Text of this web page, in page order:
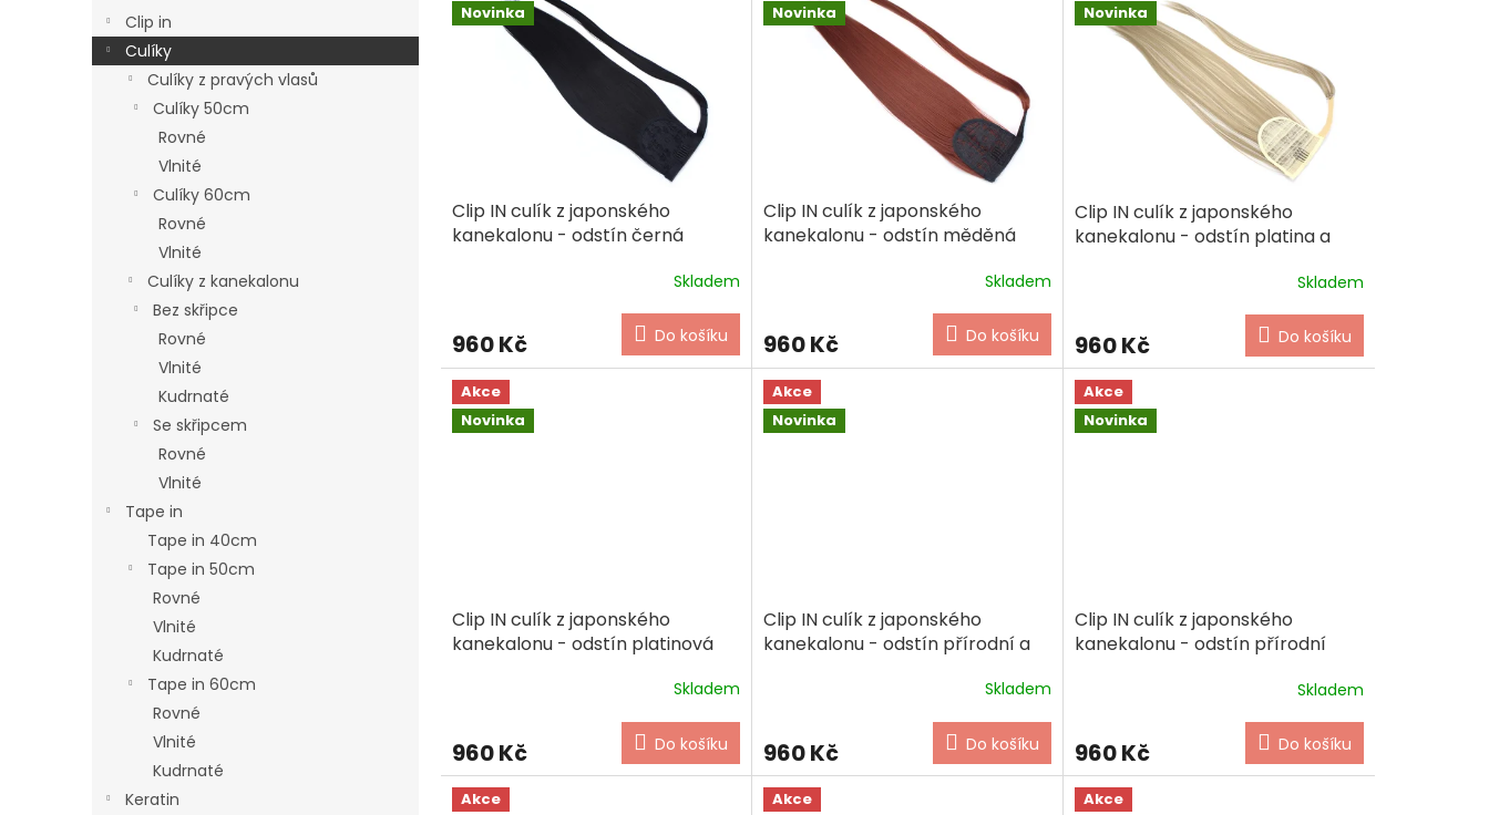
Clip in
Culíky
Culíky z pravých vlasů
Culíky 50cm
Rovné
Vlnité
Culíky 60cm
Rovné
Vlnité
Culíky z kanekalonu
Bez skřipce
Rovné
Vlnité
Kudrnaté
Se skřipcem
Rovné
Vlnité
Tape in
Tape in 40cm
Tape in 50cm
Rovné
Vlnité
Kudrnaté
Tape in 60cm
Rovné
Vlnité
Kudrnaté
Keratin
pp Novinka
Clip IN culík z japonského
kanekalonu - odstín černá
Skladem
960 Kč Do košíku
Novinka
Clip IN culík z japonského
kanekalonu - odstín měděná
Skladem
960 Kč Do košíku
Novinka
Clip IN culík z japonského
kanekalonu - odstín platina a
Skladem
960 Kč Do košíku
Akce
Novinka
Clip IN culík z japonského
kanekalonu - odstín platinová
Skladem
960 Kč Do košíku
Akce
Novinka
Clip IN culík z japonského
kanekalonu - odstín přírodní a
Skladem
960 Kč Do košíku
Akce
Novinka
Clip IN culík z japonského
kanekalonu - odstín přírodní
Skladem
960 Kč Do košíku
Akce
Akce
Akce